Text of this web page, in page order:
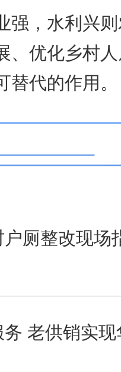
强，水利兴
、优化乡村
代的作用。
厕整改现场
老供销实现